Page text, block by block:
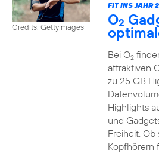
Credits: Gettyimages
FIT INS JAHR
O2
Bei O2
attraktiven
zu 25 GB
Highlights
und
Freiheit.
Kopfhörern